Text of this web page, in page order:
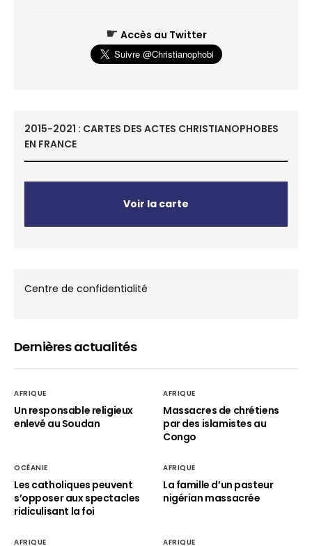
☛ Accès au Twitter
2015-2021 : CARTES DES ACTES CHRISTIANOPHOBES
EN FRANCE
Voir la carte
Centre de confidentialité
Dernières actualités
AFRIQUE
Un responsable religieux
enlevé au Soudan
AFRIQUE
Massacres de chrétiens
par des islamistes au
Congo
OCÉANIE
Les catholiques peuvent
s’opposer aux spectacles
ridiculisant la foi
AFRIQUE
La famille d’un pasteur
nigérian massacrée
AFRIQUE AFRIQUE